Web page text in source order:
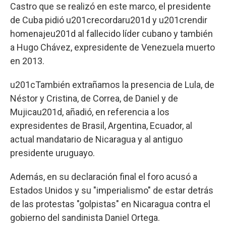
Castro que se realizó en este marco, el presidente
de Cuba pidió u201crecordaru201d y u201crendir
homenajeu201d al fallecido líder cubano y también
a Hugo Chávez, expresidente de Venezuela muerto
en 2013.
u201cTambién extrañamos la presencia de Lula, de
Néstor y Cristina, de Correa, de Daniel y de
Mujicau201d, añadió, en referencia a los
expresidentes de Brasil, Argentina, Ecuador, al
actual mandatario de Nicaragua y al antiguo
presidente uruguayo.
Además, en su declaración final el foro acusó a
Estados Unidos y su "imperialismo" de estar detrás
de las protestas "golpistas" en Nicaragua contra el
gobierno del sandinista Daniel Ortega.